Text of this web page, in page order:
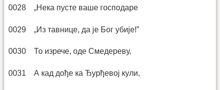
0028 „Нека пусте ваше господаре
0029 „Из тавнице, да је Бог убије!”
0030 То изрече, оде Смедереву,
0031 А кад дође ка Ђурђевој кули,